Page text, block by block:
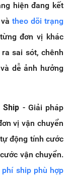
hiện đang kết
vàtheo dõi trạng
đơn vị khác
sai sót, chênh
dễ ảnh hưởng
Ship - Giải pháp
vị vận chuyển
động tính cước
vận chuyển.
ship phù hợp